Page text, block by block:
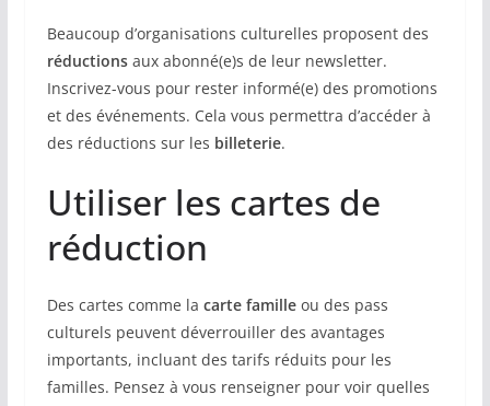
Beaucoup d’organisations culturelles proposent des
réductionsaux abonné(e)s de leur newsletter.
Inscrivez-vous pour rester informé(e) des promotions
et des événements. Cela vous permettra d’accéder à
des réductions sur les billeterie.
Utiliser les cartes de
réduction
Des cartes comme la carte familleou des pass
culturels peuvent déverrouiller des avantages
importants, incluant des tarifs réduits pour les
familles. Pensez à vous renseigner pour voir quelles